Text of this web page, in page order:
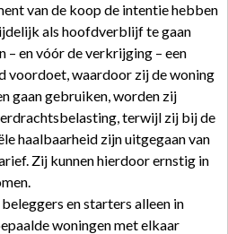
van de koop de intentie hebben
als hoofdverblijf te gaan
– en vóór de verkrijging – een
voordoet, waardoor zij de woning
gaan gebruiken, worden zij
terwijl zij bij de
haalbaarheid zijn uitgegaan van
Zij kunnen hierdoor ernstig in
en starters alleen in
woningen met elkaar